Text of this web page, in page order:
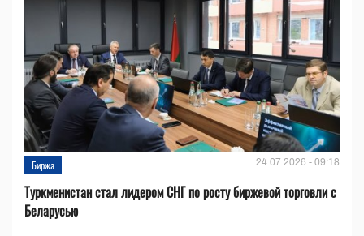
Биржа 24.07.2026 - 09:18
Туркменистан стал лидером СНГ по росту биржевой торговли с
Беларусью